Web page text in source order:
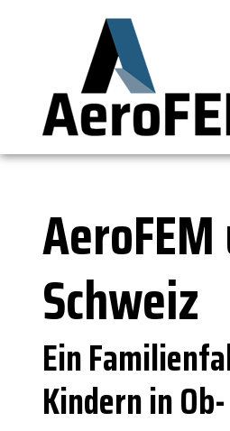
Schweiz
Ein
Kindern in